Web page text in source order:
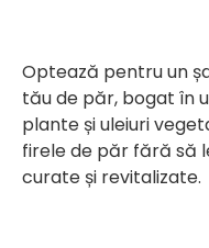
Optează pentru un
tău de păr, bogat în
plante și uleiuri
firele de păr fără să
curate și revitalizate.